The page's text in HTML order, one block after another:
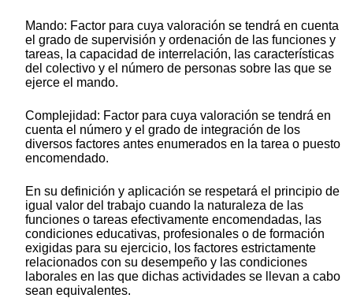
Mando: Factor para cuya valoración se tendrá en cuenta
el grado de supervisión y ordenación de las funciones y
tareas, la capacidad de interrelación, las características
del colectivo y el número de personas sobre las que se
ejerce el mando.
Complejidad: Factor para cuya valoración se tendrá en
cuenta el número y el grado de integración de los
diversos factores antes enumerados en la tarea o puesto
encomendado.
En su definición y aplicación se respetará el principio de
igual valor del trabajo cuando la naturaleza de las
funciones o tareas efectivamente encomendadas, las
condiciones educativas, profesionales o de formación
exigidas para su ejercicio, los factores estrictamente
relacionados con su desempeño y las condiciones
laborales en las que dichas actividades se llevan a cabo
sean equivalentes.